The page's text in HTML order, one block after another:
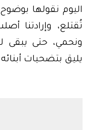
اليوم نقولها
تُقتلع، وإرادتنا
ونحمي، حتى يبقى
يليق بتضحيات أبنائه